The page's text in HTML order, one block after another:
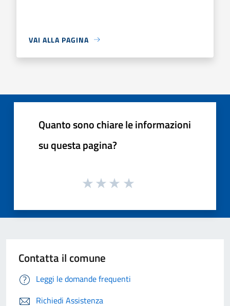
VAI ALLA PAGINA
Quanto sono chiare le informazioni
su questa pagina?
Contatta il comune
Leggi le domande frequenti
Richiedi Assistenza